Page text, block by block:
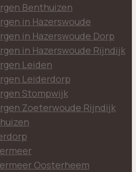
Benthuizen
in Hazerswoude
in Hazerswoude Dorp
in Hazerswoude Rijndijk
Leiden
Leiderdorp
Stompwijk
Zoeterwoude Rijndijk
Oosterheem